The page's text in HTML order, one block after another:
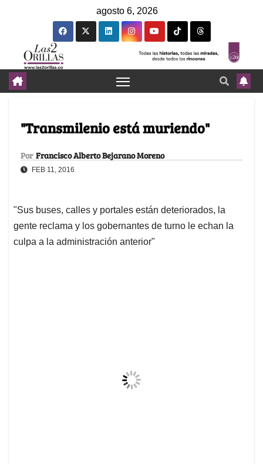
agosto 6, 2026
"Transmilenio está muriendo"
Por Francisco Alberto Bejarano Moreno
FEB 11, 2016
"Sus buses, calles y portales están deteriorados, la
gente reclama y los gobernantes de turno le echan la
culpa a la administración anterior"